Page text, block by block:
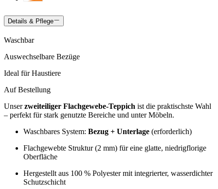
Details & Pflege
Waschbar
Auswechselbare Bezüge
Ideal für Haustiere
Auf Bestellung
Unserzweiteiliger Flachgewebe-Teppich ist die praktischste Wahl
– perfekt für stark genutzte Bereiche und unter Möbeln.
Waschbares System: Bezug + Unterlage (erforderlich)
Flachgewebte Struktur (2 mm) für eine glatte, niedrigflorige
Oberfläche
Hergestellt aus 100 % Polyester mit integrierter, wasserdichter
Schutzschicht